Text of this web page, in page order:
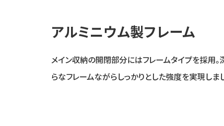
アルミニウム製フレーム
メイン収納の開閉部分にはフレームタイプを採用。
らなフレームながらしっかりとした強度を実現しま